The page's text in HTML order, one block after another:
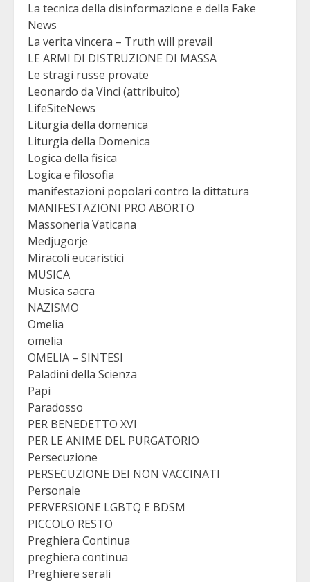
La tecnica della disinformazione e della Fake
News
La verita vincera – Truth will prevail
LE ARMI DI DISTRUZIONE DI MASSA
Le stragi russe provate
Leonardo da Vinci (attribuito)
LifeSiteNews
Liturgia della domenica
Liturgia della Domenica
Logica della fisica
Logica e filosofia
manifestazioni popolari contro la dittatura
MANIFESTAZIONI PRO ABORTO
Massoneria Vaticana
Medjugorje
Miracoli eucaristici
MUSICA
Musica sacra
NAZISMO
Omelia
omelia
OMELIA – SINTESI
Paladini della Scienza
Papi
Paradosso
PER BENEDETTO XVI
PER LE ANIME DEL PURGATORIO
Persecuzione
PERSECUZIONE DEI NON VACCINATI
Personale
PERVERSIONE LGBTQ E BDSM
PICCOLO RESTO
Preghiera Continua
preghiera continua
Preghiere serali